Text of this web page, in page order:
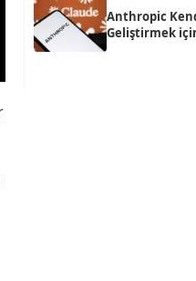
Anthropic
Geliştirmek